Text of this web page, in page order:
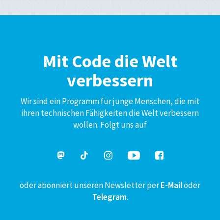
Mit Code die Welt
verbessern
Wir sind ein Programm für junge Menschen, die mit
ihren technischen Fähigkeiten die Welt verbessern
wollen. Folgt uns auf
oder abonniert unseren Newsletter perE-Mailoder
Telegram.